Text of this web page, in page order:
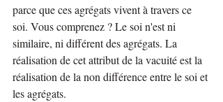
parce que ces agrégats vivent à travers ce
soi. Vous comprenez ? Le soi n'est ni
similaire, ni différent des agrégats. La
réalisation de cet attribut de la vacuité est la
réalisation de la non différence entre le soi et
les agrégats.